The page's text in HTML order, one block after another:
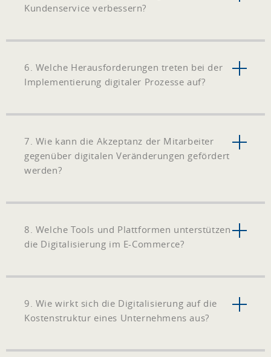
Kundenservice verbessern?
6. Welche Herausforderungen treten bei der
Implementierung digitaler Prozesse auf?
7. Wie kann die Akzeptanz der Mitarbeiter
gegenüber digitalen Veränderungen gefördert
werden?
8. Welche Tools und Plattformen unterstützen
die Digitalisierung im E-Commerce?
9. Wie wirkt sich die Digitalisierung auf die
Kostenstruktur eines Unternehmens aus?